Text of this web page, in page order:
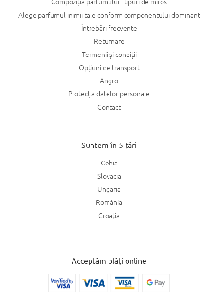
Alege parfumul inimii tale conform componentului dominant
Întrebări frecvente
Returnare
Termenii și condiții
Opțiuni de transport
Angro
Protecția datelor personale
Contact
Suntem în 5 țări
Cehia
Slovacia
Ungaria
România
Croaţia
Acceptăm plăți online